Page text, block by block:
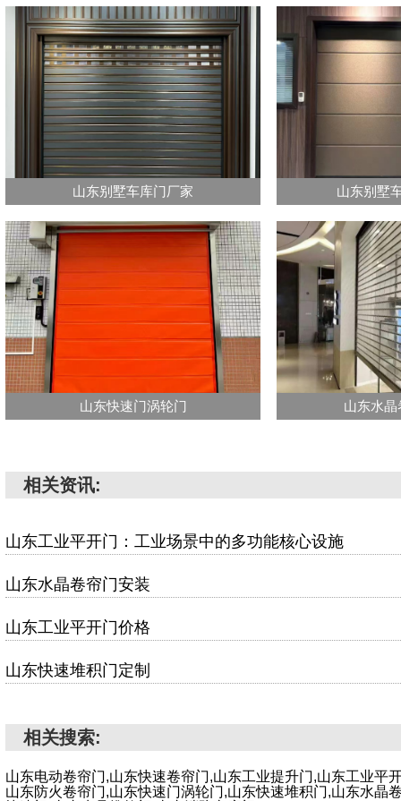
山东别墅车库门厂家 山东别墅
山东快速门涡轮门 山东水
相关资讯:
山东工业平开门：工业场景中的多功能核心设施
山东水晶卷帘门安装
山东工业平开门价格
山东快速堆积门定制
相关搜索:
山东电动卷帘门,山东快速卷帘门,山东工业提升门,山东工业平
山东防火卷帘门,山东快速门涡轮门,山东快速堆积门,山东水晶